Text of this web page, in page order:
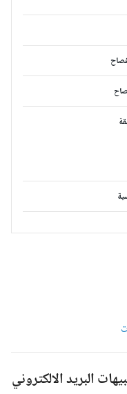
البريد الالكتروني